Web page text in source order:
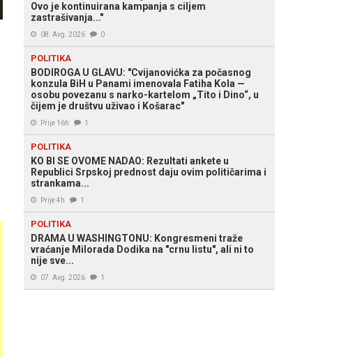
Ovo je kontinuirana kampanja s ciljem
zastrašivanja..."
08. Avg. 2026 0
POLITIKA
BODIROGA U GLAVU: "Cvijanovićka za počasnog
konzula BiH u Panami imenovala Fatiha Kola —
osobu povezanu s narko-kartelom „Tito i Dino“, u
čijem je društvu uživao i Košarac"
Prije 16h 1
POLITIKA
KO BI SE OVOME NADAO: Rezultati ankete u
Republici Srpskoj prednost daju ovim političarima i
strankama...
Prije 4h 1
POLITIKA
DRAMA U WASHINGTONU: Kongresmeni traže
vraćanje Milorada Dodika na "crnu listu", ali ni to
nije sve...
07. Avg. 2026 1